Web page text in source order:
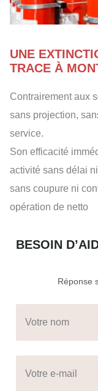
UNE
TRACE À
Contrairement aux
sans projection,
service.
Son efficacité
activité sans délai
sans coupure ni
opération de netto
BESOIN
Réponse